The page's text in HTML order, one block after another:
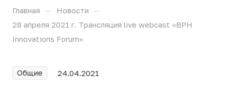
Главная — Новости —
28 апреля 2021 г. Трансляция live webcast «BPH
Innovations Forum»
Общие 24.04.2021